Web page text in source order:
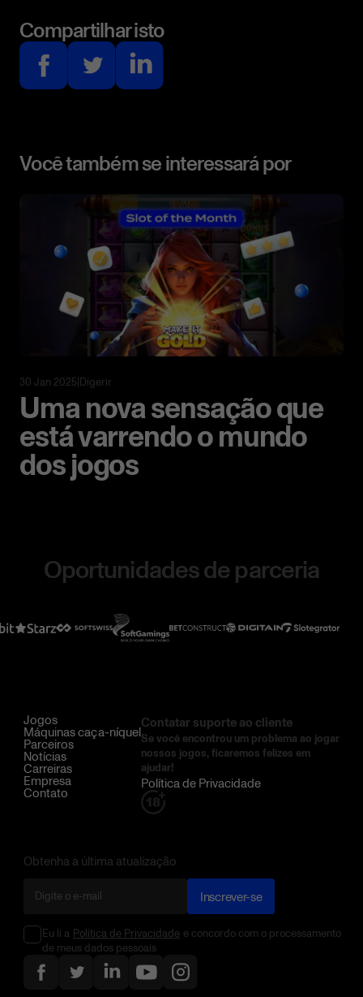
Compartilhar isto
Você também se interessará por
30 Jan 2025|Digerir
Uma nova sensação que
está varrendo o mundo
dos jogos
Oportunidades de parceria
Jogos
Máquinas caça-níquel
Parceiros
Notícias
Carreiras
Empresa
Contato
Contatar suporte ao cliente
Se você encontrou um problema ao jogar
nossos jogos, ficaremos felizes em
ajudar!
Política de Privacidade
Obtenha a última atualização
Inscrever-se
Eu li a Política de Privacidade e concordo com o processamento
de meus dados pessoais